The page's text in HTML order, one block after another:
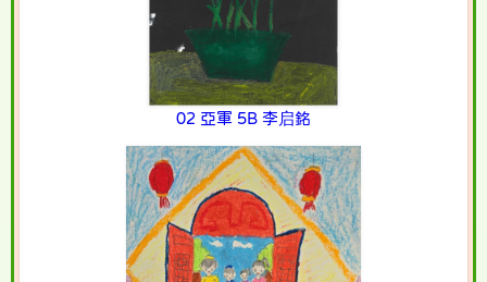
02 亞軍 5B 李启銘